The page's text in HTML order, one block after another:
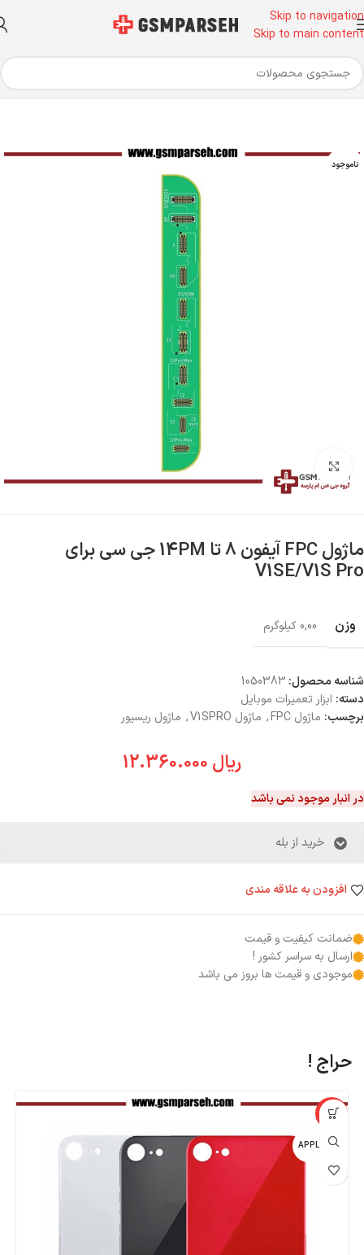
Skip to navigation
Skip to main content
خانه ابزار آلات تعمیرات موبایل ابزار تعمیرات موبایل
ناموجود
بزرگنمایی تصویر
ماژول FPC آیفون 8 تا 14PM جی سی برای
V1SE/V1S Pro
وزن 0,00 کیلوگرم
شناسه محصول: 1050383
دسته: ابزار تعمیرات موبایل
برچسب: ماژول FPC , ماژول V1SPRO , ماژول ریسیور
ریال
در انبار موجود نمی باشد
خرید از بله
افزودن به علاقه مندی
ضمانت کیفیت و قیمت
ارسال به سراسر کشور !
موجودی و قیمت ها بروز می باشد
حراج !
-22%
اپل - APPLE